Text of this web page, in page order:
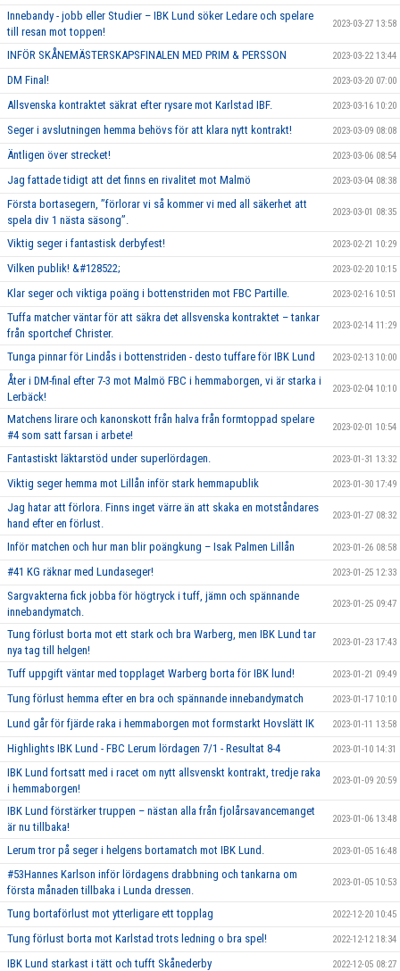
Innebandy - jobb eller Studier – IBK Lund söker Ledare och spelare
till resan mot toppen!
2023-03-27 13:58
INFÖR SKÅNEMÄSTERSKAPSFINALEN MED PRIM & PERSSON 2023-03-22 13:44
DM Final! 2023-03-20 07:00
Allsvenska kontraktet säkrat efter rysare mot Karlstad IBF. 2023-03-16 10:20
Seger i avslutningen hemma behövs för att klara nytt kontrakt! 2023-03-09 08:08
Äntligen över strecket! 2023-03-06 08:54
Jag fattade tidigt att det finns en rivalitet mot Malmö 2023-03-04 08:38
Första bortasegern, ’’förlorar vi så kommer vi med all säkerhet att
spela div 1 nästa säsong’’.
2023-03-01 08:35
Viktig seger i fantastisk derbyfest! 2023-02-21 10:29
Vilken publik! &#128522; 2023-02-20 10:15
Klar seger och viktiga poäng i bottenstriden mot FBC Partille. 2023-02-16 10:51
Tuffa matcher väntar för att säkra det allsvenska kontraktet – tankar
från sportchef Christer.
2023-02-14 11:29
Tunga pinnar för Lindås i bottenstriden - desto tuffare för IBK Lund 2023-02-13 10:00
Åter i DM-final efter 7-3 mot Malmö FBC i hemmaborgen, vi är starka i
Lerbäck!
2023-02-04 10:10
Matchens lirare och kanonskott från halva från formtoppad spelare
#4 som satt farsan i arbete!
2023-02-01 10:54
Fantastiskt läktarstöd under superlördagen. 2023-01-31 13:32
Viktig seger hemma mot Lillån inför stark hemmapublik 2023-01-30 17:49
Jag hatar att förlora. Finns inget värre än att skaka en motståndares
hand efter en förlust.
2023-01-27 08:32
Inför matchen och hur man blir poängkung – Isak Palmen Lillån 2023-01-26 08:58
#41 KG räknar med Lundaseger! 2023-01-25 12:33
Sargvakterna fick jobba för högtryck i tuff, jämn och spännande
innebandymatch.
2023-01-25 09:47
Tung förlust borta mot ett stark och bra Warberg, men IBK Lund tar
nya tag till helgen!
2023-01-23 17:43
Tuff uppgift väntar med topplaget Warberg borta för IBK lund! 2023-01-21 09:49
Tung förlust hemma efter en bra och spännande innebandymatch 2023-01-17 10:10
Lund går för fjärde raka i hemmaborgen mot formstarkt Hovslätt IK 2023-01-11 13:58
Highlights IBK Lund - FBC Lerum lördagen 7/1 - Resultat 8-4 2023-01-10 14:31
IBK Lund fortsatt med i racet om nytt allsvenskt kontrakt, tredje raka
i hemmaborgen!
2023-01-09 20:59
IBK Lund förstärker truppen – nästan alla från fjolårsavancemanget
är nu tillbaka!
2023-01-06 13:48
Lerum tror på seger i helgens bortamatch mot IBK Lund. 2023-01-05 16:48
#53Hannes Karlson inför lördagens drabbning och tankarna om
första månaden tillbaka i Lunda dressen.
2023-01-05 10:53
Tung bortaförlust mot ytterligare ett topplag 2022-12-20 10:45
Tung förlust borta mot Karlstad trots ledning o bra spel! 2022-12-12 18:34
IBK Lund starkast i tätt och tufft Skånederby 2022-12-05 08:27